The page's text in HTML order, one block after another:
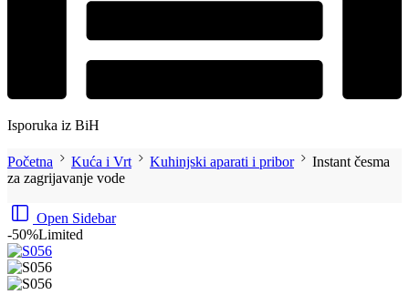
Isporuka iz BiH
Početna Kuća i Vrt Kuhinjski aparati i pribor
Instant česma
za zagrijavanje vode
Open Sidebar
-50%Limited